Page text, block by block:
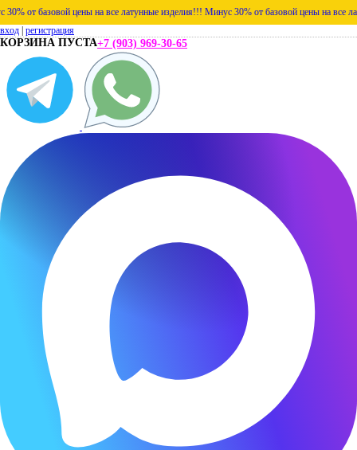
базовой цены на все латунные изделия!!! Минус 30% от базовой цены на все
вход регистрация
КОРЗИНА ПУСТА+7 (903) 969-30-65